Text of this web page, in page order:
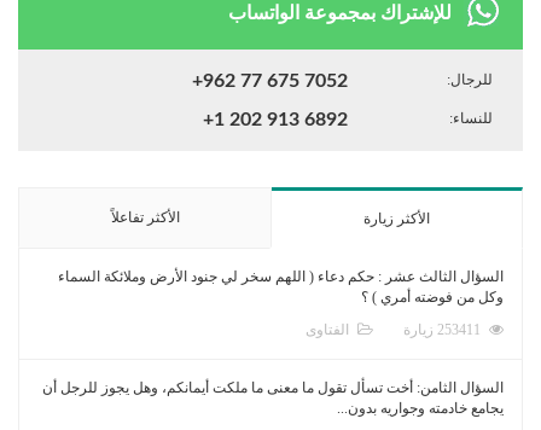
للإشتراك بمجموعة الواتساب
للرجال: +962 77 675 7052
للنساء: +1 202 913 6892
الأكثر زيارة الأكثر تفاعلاً
السؤال الثالث عشر : حكم دعاء ( اللهم سخر لي جنود الأرض وملائكة السماء
وكل من فوضته أمري ) ؟
الفتاوى
السؤال الثامن: أخت تسأل تقول ما معنى ما ملكت أيمانكم، وهل يجوز للرجل أن
يجامع خادمته وجواريه بدون...